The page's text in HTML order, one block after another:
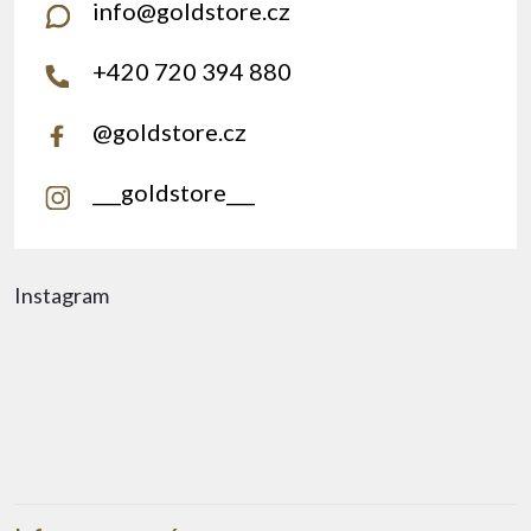
Instagram
info@goldstore.cz
+420 720 394 880
@goldstore.cz
___goldstore___